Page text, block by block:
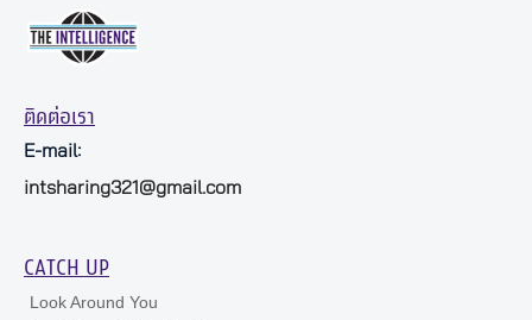
ติดต่อเรา
E-mail:
intsharing321@gmail.com
CATCH UP
Look Around You